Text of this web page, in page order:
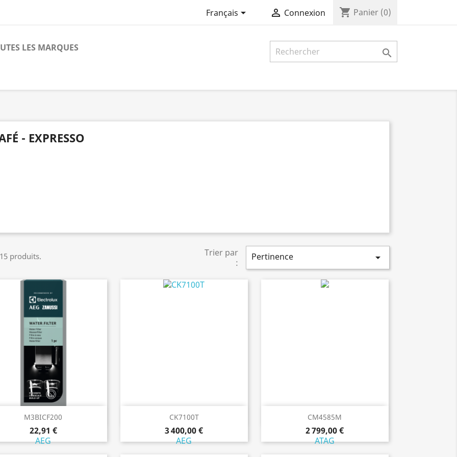
Français  Connexion shopping_cart Panier (0)
LES MARQUES 
- EXPRESSO
produits.
Trier par
:
Pertinence 
M3BICF200
22,91 €
AEG
Aperçu rapide CK7100T
3 400,00 €
AEG
Aperçu rapide CM4585M
2 799,00 €
ATAG
Aperçu rapide